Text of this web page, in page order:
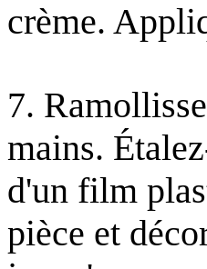
crème.
7.
mains.
d'un film
pièce et